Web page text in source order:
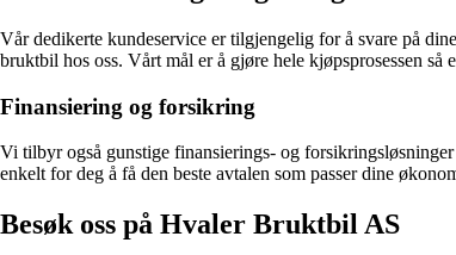
Vår dedikerte kundeservice er tilgjengelig for å svare på
bruktbil hos oss. Vårt mål er å gjøre hele kjøpsprosessen
Finansiering og forsikring
Vi tilbyr også gunstige finansierings- og
enkelt for deg å få den beste avtalen som passer dine
Besøk oss på Hvaler Bruktbil AS